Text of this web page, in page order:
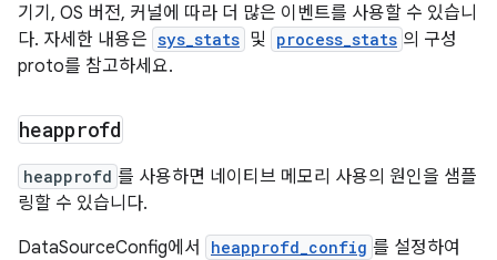
기기, OS 버전, 커널에 따라 더 많은 이벤트를 사용할 수 있습니
다. 자세한 내용은 sys_stats 및 process_stats 의 구성
proto를 참고하세요.
heapprofd
heapprofd 를 사용하면 네이티브 메모리 사용의 원인을 샘플
링할 수 있습니다.
DataSourceConfig에서
heapprofd_config 를 설정하여